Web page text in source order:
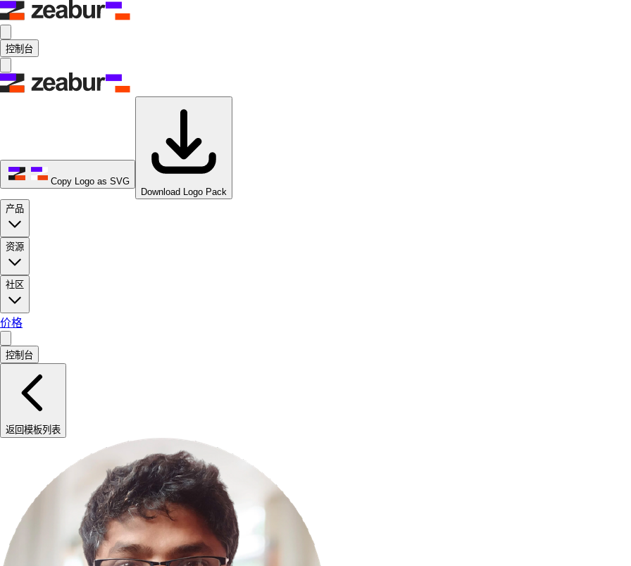
控制台
Copy Logo as SVG
Download Logo Pack
产品
资源
社区
价格
控制台
返回模板列表